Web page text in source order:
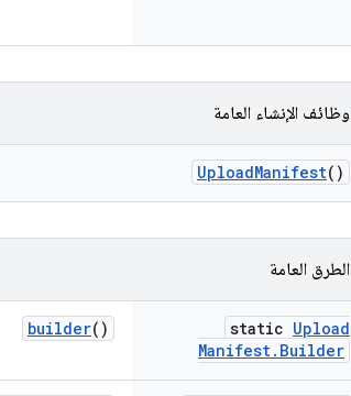
وظائف الإنشاء العامة
UploadManifest()
الطرق العامة
static Upload
Manifest. Builder
builder()